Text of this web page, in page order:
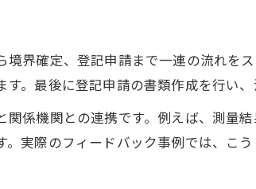
フィードバックが導く土地家屋調査の改
現場の声を活かす土地家屋調査の安全対
屋調査士の年収アップ成功例に学ぶ
土地家屋調査で年収アップした実例と要
界確定、登記申請まで一連の流れを
。最後に登記申請の書類作成を行い、
係機関との連携です。例えば、測量
実際のフィードバック事例では、こ